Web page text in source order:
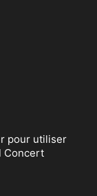
pour utiliser
Concert